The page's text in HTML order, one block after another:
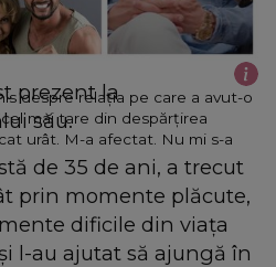
despre relația pe care a avut-o
mai tare din despărțirea
urât. M-a afectat. Nu mi s-a
prezent la
său.
de 35 de ani, a trecut
prin momente plăcute,
dificile din viața
l-au ajutat să ajungă în